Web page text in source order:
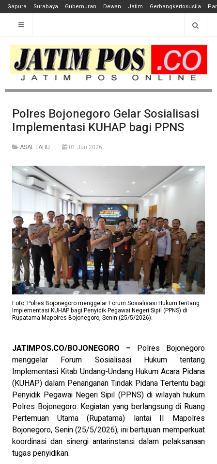
Gapura Surabaya Gubernuran Dewan Jatim Gerbangkertosusila
Polres Bojonegoro Gelar Sosialisasi
Implementasi KUHAP bagi PPNS
ASAL TAHU 01 Jun 2026
Foto: Polres Bojonegoro menggelar Forum Sosialisasi Hukum tentang
Implementasi KUHAP bagi Penyidik Pegawai Negeri Sipil (PPNS) di
Rupatama Mapolres Bojonegoro, Senin (25/5/2026).
JATIMPOS.CO/BOJONEGORO – Polres Bojonegoro
menggelar Forum Sosialisasi Hukum tentang
Implementasi Kitab Undang-Undang Hukum Acara Pidana
(KUHAP) dalam Penanganan Tindak Pidana Tertentu bagi
Penyidik Pegawai Negeri Sipil (PPNS) di wilayah hukum
Polres Bojonegoro. Kegiatan yang berlangsung di Ruang
Pertemuan Utama (Rupatama) lantai II Mapolres
Bojonegoro, Senin (25/5/2026), ini bertujuan memperkuat
koordinasi dan sinergi antarinstansi dalam pelaksanaan
tugas penyidikan.